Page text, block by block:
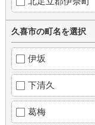
久喜市の町名を選択
伊坂
下清久
葛梅